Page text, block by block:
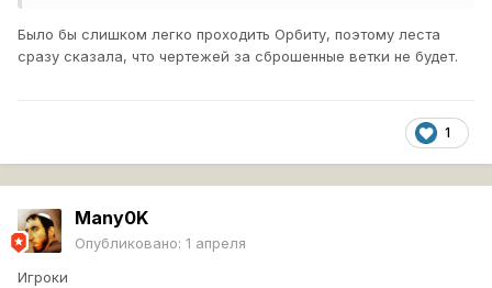
Было бы слишком легко проходить Орбиту, поэтому леста
сразу сказала, что чертежей за сброшенные ветки не будет.
1
Many0K
Опубликовано: 1 апреля
Игроки